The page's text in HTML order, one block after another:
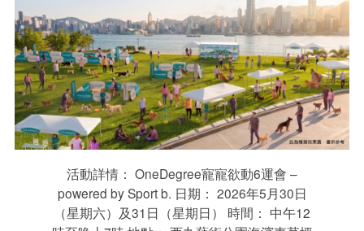
活動詳情： OneDegree寵寵欲動6運會 –
powered by Sport b. 日期： 2026年5月30日
（星期六）及31日（星期日） 時間： 中午12